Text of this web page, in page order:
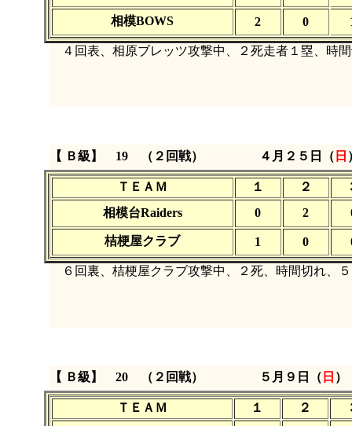
相模BOWS 2 0
４回表、相原ブレッツ攻撃中、２死走者１塁、時
【 Ｂ級】 19 （２回戦） ４月２５日（ 日
ＴＥＡＭ １ ２
相模台Raiders
0 2
桔梗屋クラブ 1 0
６回裏、桔梗屋クラブ攻撃中、２死、時間切れ、
【 Ｂ級】 20 （２回戦） ５月９日（ 日 ）
ＴＥＡＭ １ ２